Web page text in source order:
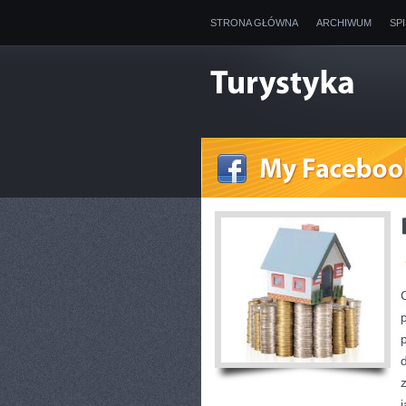
STRONA GŁÓWNA ARCHIWUM